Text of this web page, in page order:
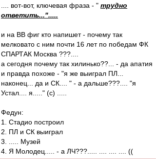
.... вот-вот, ключевая фраза - " трудно
ответить...".....
и на ВВ фиг кто напишет - почему так
мелковато с ним почти 16 лет по победам ФК
СПАРТАК Москва ???....
а сегодня почему так хилинько??... - да апатия
и правда похоже - "я же выиграл ПЛ...
наконец... да и СК.... " - а дальше???.... "я
Устал.... я....." (c) .....
Федун:
1. Стадио построил
2. ПЛ и СК выиграл
3. ..... Музей
4. Я Молодец..... - а ЛЧ???..... .... .... .... ((